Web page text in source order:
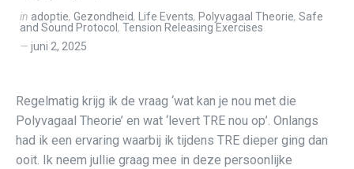
in adoptie, Gezondheid, Life Events, Polyvagaal Theorie, Safe
and Sound Protocol , Tension Releasing Exercises
juni 2, 2025
Regelmatig krijg ik de vraag ‘wat kan je nou met die
Polyvagaal Theorie’ en wat ‘levert TRE nou op’. Onlangs
had ik een ervaring waarbij ik tijdens TRE dieper ging dan
ooit. Ik neem jullie graag mee in deze persoonlijke